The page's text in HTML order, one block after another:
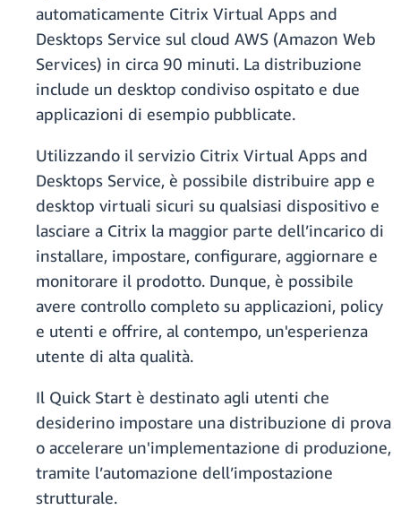
automaticamente Citrix Virtual Apps and
Desktops Service sul cloud AWS (Amazon Web
Services) in circa 90 minuti. La distribuzione
include un desktop condiviso ospitato e due
applicazioni di esempio pubblicate.
Utilizzando il servizio Citrix Virtual Apps and
Desktops Service, è possibile distribuire app e
desktop virtuali sicuri su qualsiasi dispositivo e
lasciare a Citrix la maggior parte dell’incarico di
installare, impostare, configurare, aggiornare e
monitorare il prodotto. Dunque, è possibile
avere controllo completo su applicazioni, policy
e utenti e offrire, al contempo, un'esperienza
utente di alta qualità.
Il Quick Start è destinato agli utenti che
desiderino impostare una distribuzione di prova
o accelerare un'implementazione di produzione,
tramite l’automazione dell’impostazione
strutturale.